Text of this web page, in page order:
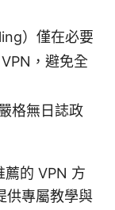
）僅在必要
，避免全
格無日誌政
薦的 VPN 方
供專屬教學與